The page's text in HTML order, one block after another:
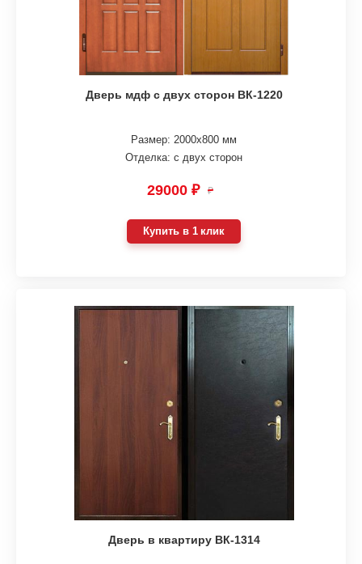
Дверь мдф с двух сторон ВК-1220
Размер: 2000х800 мм
Отделка: с двух сторон
29000 ₽ ₽
Купить в 1 клик
Дверь в квартиру ВК-1314